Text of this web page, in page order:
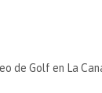
de Golf en La